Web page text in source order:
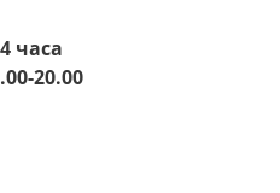
часа
20.00